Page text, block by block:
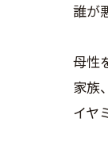
誰が
母性
家族
イヤ